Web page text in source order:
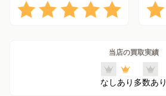
当店の買取実績
なしあり 多数あり